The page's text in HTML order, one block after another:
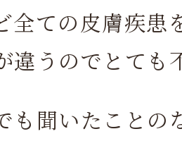
全ての皮膚疾患
違うのでとても
も聞いたことの